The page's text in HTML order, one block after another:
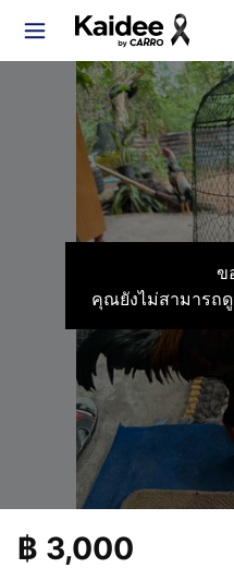
ข
คุณยังไม่สามารถ
฿ 3,000